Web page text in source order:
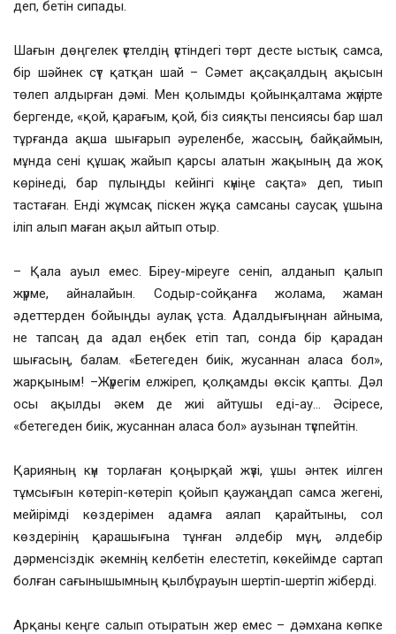
деп, бетін сипады.
Шағын дөңгелек үстелдің үстіндегі төрт десте ыстық самса,
бір шәйнек сүт қатқан шай – Сәмет ақсақалдың ақысын
төлеп алдырған дәмі. Мен қолымды қойынқалтама жүгірте
бергенде, «қой, қарағым, қой, біз сияқты пенсиясы бар шал
тұрғанда ақша шығарып әуреленбе, жассың, байқаймын,
мұнда сені құшақ жайып қарсы алатын жақының да жоқ
көрінеді, бар пұлыңды кейінгі күніңе сақта» деп, тиып
тастаған. Енді жұмсақ піскен жұқа самсаны саусақ ұшына
іліп алып маған ақыл айтып отыр.
– Қала ауыл емес. Біреу-міреуге сеніп, алданып қалып
жүрме, айналайын. Содыр-сойқанға жолама, жаман
әдеттерден бойыңды аулақ ұста. Адалдығыңнан айныма,
не тапсаң да адал еңбек етіп тап, сонда бір қарадан
шығасың, балам. «Бетегеден биік, жусаннан аласа бол»,
жарқыным! –Жүрегім елжіреп, қолқамды өксік қапты. Дәл
осы ақылды әкем де жиі айтушы еді-ау… Әсіресе,
«бетегеден биік, жусаннан аласа бол» аузынан түспейтін.
Қарияның күн торлаған қоңырқай жүзі, ұшы әнтек иілген
тұмсығын көтеріп-көтеріп қойып қаужаңдап самса жегені,
мейірімді көздерімен адамға аялап қарайтыны, сол
көздерінің қарашығына тұнған әлдебір мұң, әлдебір
дәрменсіздік әкемнің келбетін елестетіп, көкейімде сартап
болған сағынышымның қылбұрауын шертіп-шертіп жіберді.
Арқаны кеңге салып отыратын жер емес – дәмхана көпке